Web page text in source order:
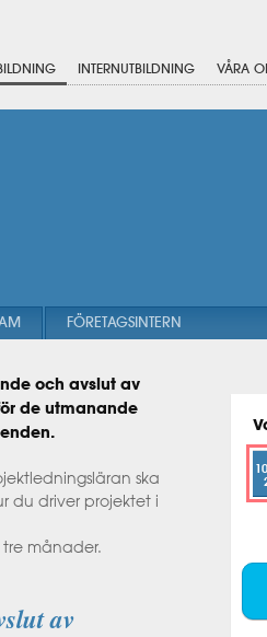
INTERNUTBILDNING VÅRA
FÖRETAGSINTERN
och avslut av
de utmanande
ska
du driver projektet i
månader.
av